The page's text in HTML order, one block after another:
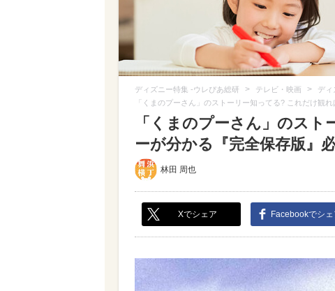
ディズニー特集 -ウレぴあ総研 > テレビ・映画 > ディ
「くまのプーさん」のストーリー知ってる? これだけ観
「くまのプーさん」のス
ーが分かる『完全保存版』
林田 周也
Xでシェア Facebookでシェ